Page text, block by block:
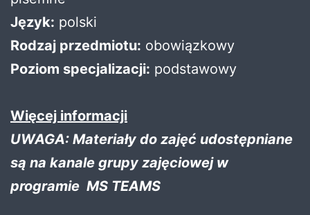
Język: polski
Rodzaj przedmiotu: obowiązkowy
Poziom specjalizacji: podstawowy
Więcej informacji
UWAGA: Materiały do zajęć udostępniane
są na kanale grupy zajęciowej w
programie MS TEAMS